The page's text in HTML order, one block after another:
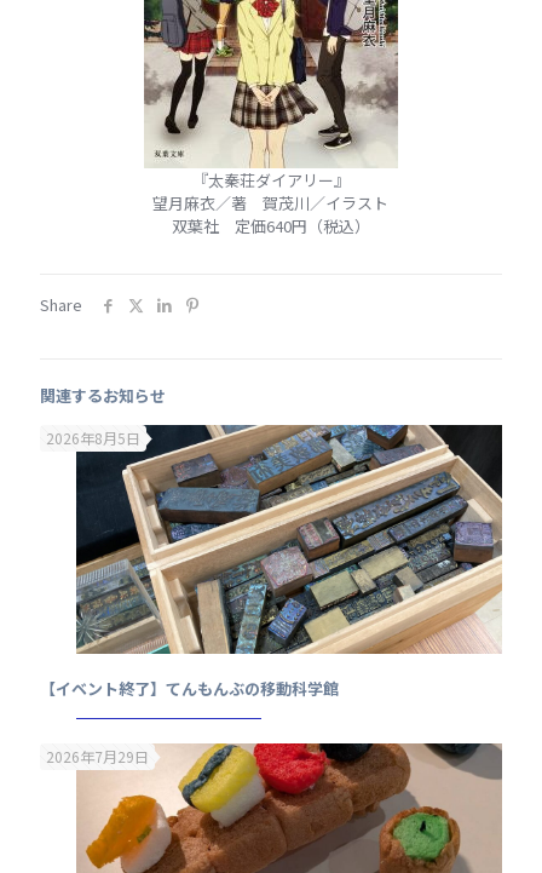
『太秦荘ダイアリー』
望月麻衣／著 賀茂川／イラスト
双葉社 定価640円（税込）
Share
関連するお知らせ
2026年8月5日
【イベント終了】てんもんぶの移動科学館
2026年7月29日